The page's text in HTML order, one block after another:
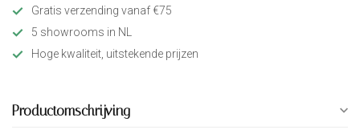
Gratis verzending vanaf €75
5 showrooms in NL
Hoge kwaliteit, uitstekende prijzen
Productomschrijving